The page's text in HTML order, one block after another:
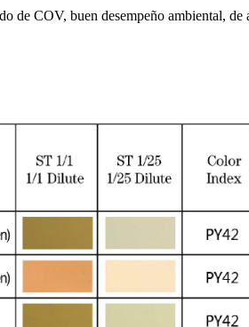
de COV, buen desempeño ambiental, de